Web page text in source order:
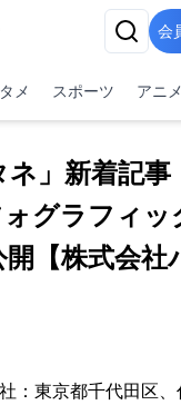
会
メ スポーツ アニ
ネ」新着記
グラフィッ
【株式会社
：東京都千代田区